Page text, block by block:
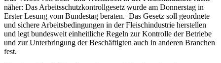
näher: Das Arbeitsschutzkontrollgesetz wurde am Donnerstag in
Erster Lesung vom Bundestag beraten. Das Gesetz soll geordnete
und sichere Arbeitsbedingungen in der Fleischindustrie herstellen
und legt bundesweit einheitliche Regeln zur Kontrolle der Betriebe
und zur Unterbringung der Beschäftigten auch in anderen Branchen
fest.